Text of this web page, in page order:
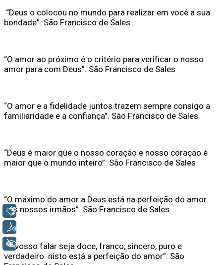
“Deus o colocou no mundo para realizar em você a sua
bondade”. São Francisco de Sales
“O amor ao próximo é o critério para verificar o nosso
amor para com Deus”. São Francisco de Sales
“O amor e a fidelidade juntos trazem sempre consigo a
familiaridade e a confiança”. São Francisco de Sales
“Deus é maior que o nosso coração e nosso coração é
maior que o mundo inteiro”. São Francisco de Sales
“O máximo do amor a Deus está na perfeição do amor
aos nossos irmãos”. São Francisco de Sales
“O vosso falar seja doce, franco, sincero, puro e
verdadeiro: nisto está a perfeição do amor”. São
Libras
+ Acessibilidade